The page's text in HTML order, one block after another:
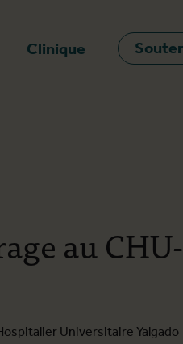
Clinique
au CHU-
Universitaire Yalgado